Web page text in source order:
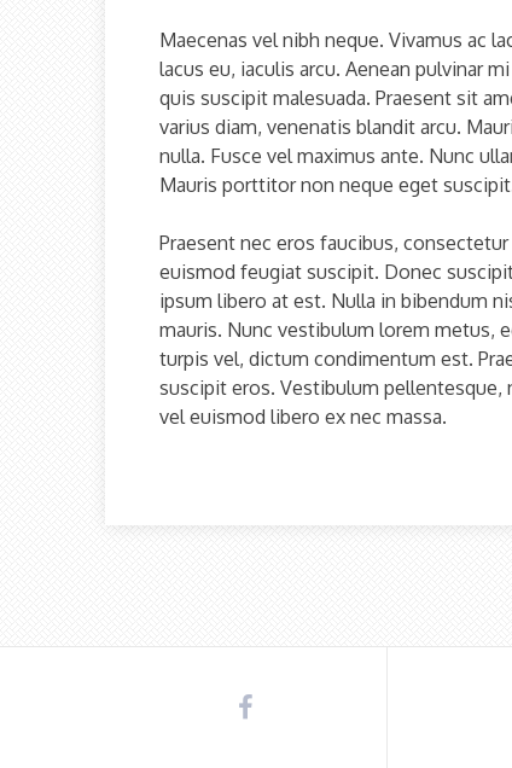
Maecenas vel nibh neque. Vivamus ac
lacus eu, iaculis arcu. Aenean pulvinar
quis suscipit malesuada. Praesent sit
varius diam, venenatis blandit arcu.
nulla. Fusce vel maximus ante. Nunc
Mauris porttitor non neque eget
Praesent nec eros faucibus,
euismod feugiat suscipit. Donec
ipsum libero at est. Nulla in bibendum
mauris. Nunc vestibulum lorem metus,
turpis vel, dictum condimentum est.
suscipit eros. Vestibulum pellentesque,
vel euismod libero ex nec massa.